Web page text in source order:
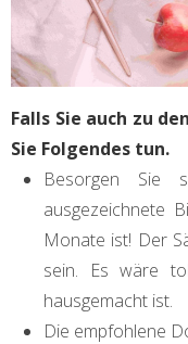
Falls Sie auch zu
Sie Folgendes tun.
Besorgen Sie
ausgezeichnete
Monate ist! Der
sein. Es wäre
hausgemacht ist.
Die empfohlene